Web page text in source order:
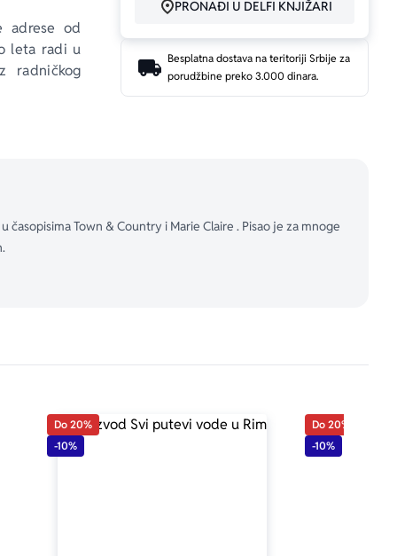
adrese od
leta radi u
radničkog
kreću u
borave u
neke od
godina,
ne bi li
uzbudljivu
PRONAĐI U DELFI KNJIŽARI
Besplatna dostava na teritoriji Srbije za
porudžbine preko 3.000 dinara.
časopisima Town & Country i Marie Claire . Pisao je za mnoge
Do 20%
-10%
Do 20%
-10%